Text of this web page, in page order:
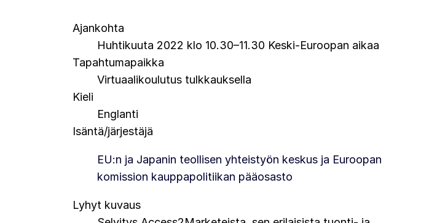
Ajankohta
Huhtikuuta 2022 klo 10.30–11.30 Keski-Euroopan aikaa
Tapahtumapaikka
Virtuaalikoulutus tulkkauksella
Kieli
Englanti
Isäntä/järjestäjä
EU:n ja Japanin teollisen yhteistyön keskus ja Euroopan
komission kauppapolitiikan pääosasto
Lyhyt kuvaus